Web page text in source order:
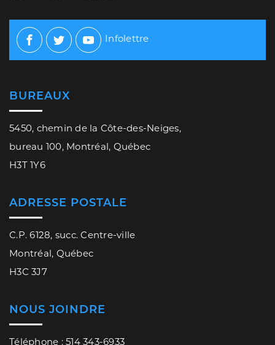
Facebook
TwitterYoutube
Infolettre
BUREAUX
5450, chemin de la Côte-des-Neiges,
bureau 100, Montréal, Québec
H3T 1Y6
ADRESSE POSTALE
C.P. 6128, succ. Centre-ville
Montréal, Québec
H3C 3J7
NOUS JOINDRE
Téléphone : 514 343-6933